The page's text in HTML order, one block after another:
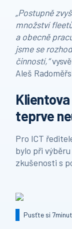
„Postupně
množství
a obecně
jsme se
činností,“
Aleš
teprve
Pro ICT
bylo při
zkušenosti s
Pusťte si